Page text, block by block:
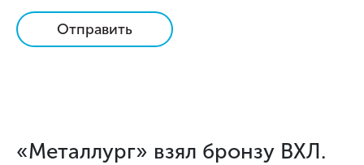
Отправить
«Металлург» взял бронзу ВХЛ.